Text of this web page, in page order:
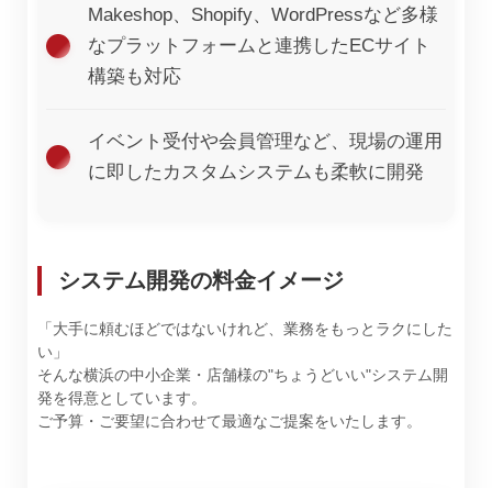
Makeshop、Shopify、WordPressなど多様
なプラットフォームと連携したECサイト
構築も対応
イベント受付や会員管理など、現場の運用
に即したカスタムシステムも柔軟に開発
システム開発の料金イメージ
「大手に頼むほどではないけれど、業務をもっとラクにした
い」
そんな横浜の中小企業・店舗様の"ちょうどいい"システム開
発を得意としています。
ご予算・ご要望に合わせて最適なご提案をいたします。